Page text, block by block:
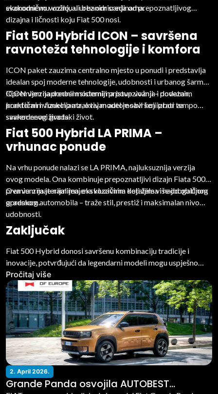
svakodnevnu vožnju u urbanim sredinama.
ekonomično vozilo, ali bez odricanja od prepoznatljivog
dizajna i ličnosti koju Fiat 500 nosi.
Fiat 500 Hybrid ICON – savršena
ravnoteža tehnologije i komfora
ICON paket zauzima centralno mjesto u ponudi i predstavlja
idealan spoj moderne tehnologije, udobnosti i urbanog šarma.
Opremljen naprednim sistemima povezivanja i dodatnim
komfornim funkcijama, ovaj model je savršen izbor za
svakodnevni gradski život.
ICON verzija donosi moderniji pristup vožnji – povezan,
praktičan i vizuelno atraktivan automobil koji prati tempo
savremenog života.
Fiat 500 Hybrid LA PRIMA –
vrhunac ponude
Na vrhu ponude nalazi se LA PRIMA, najluksuznija verzija
ovog modela. Ona kombinuje prepoznatljivi dizajn Fiata 500 s
premium materijalima, ekskluzivnim detaljima i najbogatijom
opremom.
Ova verzija je namijenjena vozačima koji žele više od običnog
gradskog automobila – traže stil, prestiž i maksimalan nivo
udobnosti.
Zaključak
Fiat 500 Hybrid donosi savršenu kombinaciju tradicije i
inovacije, potvrđujući da legendarni modeli mogu uspješno
evoluirati u skladu s modernim zahtjevima. Zahvaljujući
različitim verzijama, savremenoj tehnologiji i snažnoj
povezanosti s italijanskim naslijeđem, ovaj model ima sve
predispozicije da postane jedan od najpoželjnijih gradskih
automobila nove generacije.
Pročitaj više
2. April 2026.
Grande Panda osvojila AUTOBEST